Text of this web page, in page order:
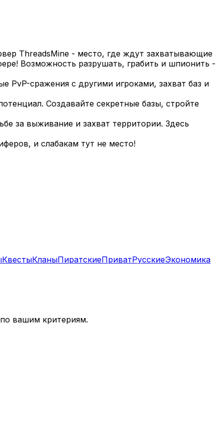
ThreadsMine - место, где ждут захватывающие
Возможность разрушать, грабить и шпионить -
сражения с другими игроками, захват баз и
Создавайте секретные базы, стройте
за выживание и захват территории. Здесь
и слабакам тут не место!
КвестыКланыПиратскиеПриватРусскиеЭкономика
вашим критериям.